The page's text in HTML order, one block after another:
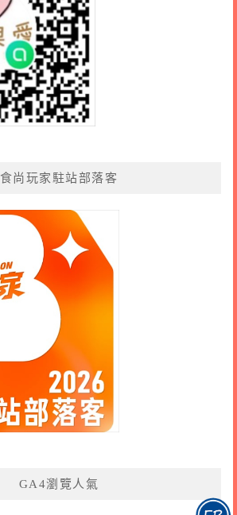
食尚玩家駐站部落客
GA4瀏覽人氣